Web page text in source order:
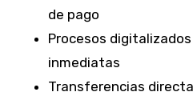
de pago
Procesos
inmediatas
Transferencias